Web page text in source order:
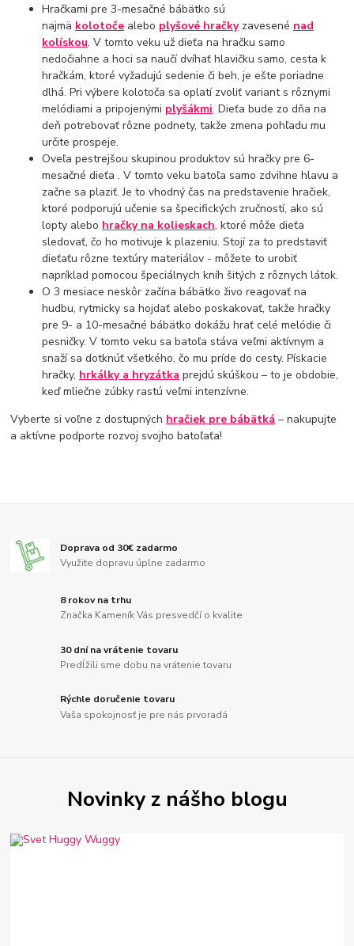
Hračkami pre 3-mesačné bábätko sú
najmä kolotoče alebo plyšové hračkyzavesené nad
kolískou. V tomto veku už dieťa na hračku samo
nedočiahne a hoci sa naučí dvíhať hlavičku samo, cesta k
hračkám, ktoré vyžadujú sedenie či beh, je ešte poriadne
dlhá. Pri výbere kolotoča sa oplatí zvoliť variant s rôznymi
melódiami a pripojenými plyšákmi. Dieťa bude zo dňa na
deň potrebovať rôzne podnety, takže zmena pohľadu mu
určite prospeje.
Oveľa pestrejšou skupinou produktov súhračky pre 6-
mesačné dieťa . V tomto veku batoľa samo zdvihne hlavu a
začne sa plaziť. Je to vhodný čas na predstavenie hračiek,
ktoré podporujú učenie sa špecifických zručností, ako sú
lopty alebo hračky na kolieskach, ktoré môže dieťa
sledovať, čo ho motivuje k plazeniu. Stojí za to predstaviť
dieťaťu rôzne textúry materiálov - môžete to urobiť
napríklad pomocou špeciálnych kníh šitých z rôznych látok.
O 3 mesiace neskôr začína bábätko živo reagovať na
hudbu, rytmicky sa hojdať alebo poskakovať, takžehračky
pre 9- a 10-mesačné bábätko dokážu hrať celé melódie či
pesničky. V tomto veku sa batoľa stáva veľmi aktívnym a
snaží sa dotknúť všetkého, čo mu príde do cesty. Pískacie
hračky, hrkálky a hryzátka prejdú skúškou – to je obdobie,
keď mliečne zúbky rastú veľmi intenzívne.
Vyberte si voľne z dostupných hračiek pre bábätká – nakupujte
a aktívne podporte rozvoj svojho batoľaťa!
Doprava od 30€ zadarmo
Využite dopravu úplne zadarmo
8 rokov na trhu
Značka Kameník Vás presvedčí o kvalite
30 dní na vrátenie tovaru
Predĺžili sme dobu na vrátenie tovaru
Rýchle doručenie tovaru
Vaša spokojnosť je pre nás prvoradá
Novinky z nášho blogu